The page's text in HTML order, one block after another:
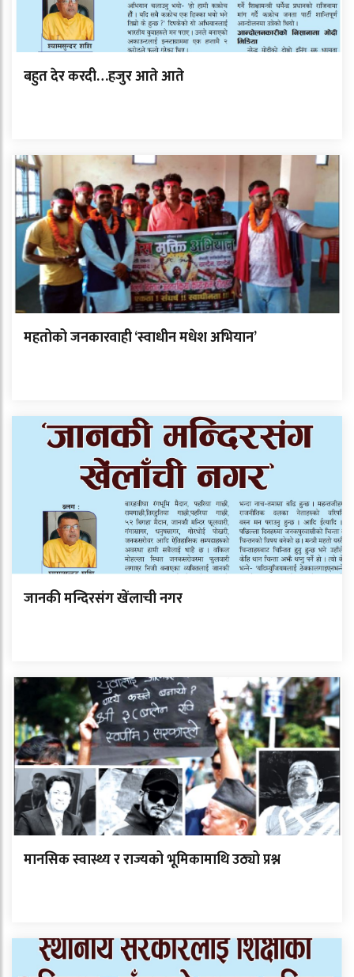
बहुत देर करदी…हजुर आते आते
महतोको जनकारवाही ‘स्वाधीन मधेश अभियान’
जानकी मन्दिरसंग खेंलाची नगर
मानसिक स्वास्थ्य र राज्यको भूमिकामाथि उठ्यो प्रश्न